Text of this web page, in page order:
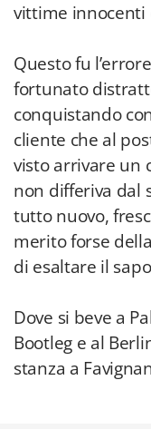
vittime innocenti
Questo fu
fortunato
conquistando
cliente che al
visto arrivare un
non differiva dal
tutto nuovo,
merito forse
di esaltare il
Dove si beve a
Bootleg e al
stanza a